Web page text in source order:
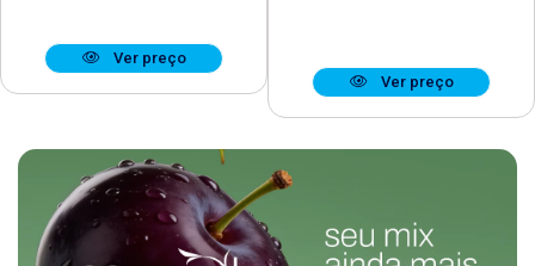
Ver preço
Ver preço